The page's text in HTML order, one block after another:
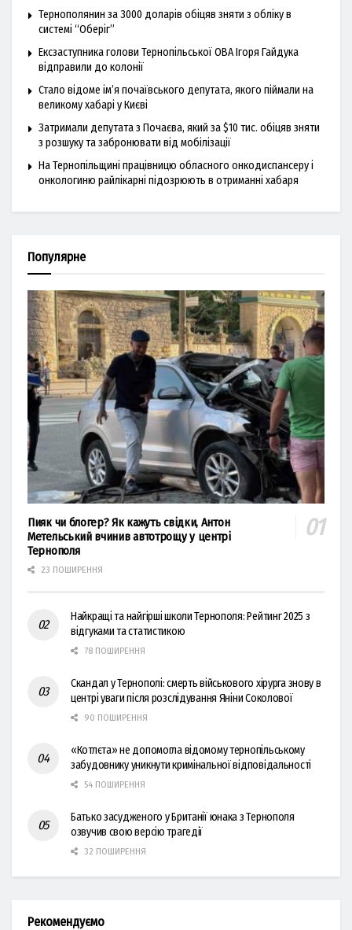
Тернополянин за 3000 доларів обіцяв зняти з обліку в
системі “Оберіг”
Ексзаступника голови Тернопільської ОВА Ігоря Гайдука
відправили до колонії
Стало відоме ім’я почаївського депутата, якого піймали на
великому хабарі у Києві
Затримали депутата з Почаєва, який за $10 тис. обіцяв зняти
з розшуку та забронювати від мобілізації
На Тернопільщині працівницю обласного онкодиспансеру і
онкологиню райлікарні підозрюють в отриманні хабаря
Популярне
Пияк чи блогер? Як кажуть свідки, Антон
Метельський вчинив автотрощу у центрі
Тернополя
23 ПОШИРЕННЯ
Найкращі та найгірші школи Тернополя: Рейтинг 2025 з
відгуками та статистикою
78 ПОШИРЕННЯ
Скандал у Тернополі: смерть військового хірурга знову в
центрі уваги після розслідування Яніни Соколової
90 ПОШИРЕННЯ
«Котлєта» не допомогла відомому тернопільському
забудовнику уникнути кримінальної відповідальності
54 ПОШИРЕННЯ
Батько засудженого у Британії юнака з Тернополя
озвучив свою версію трагедії
32 ПОШИРЕННЯ
Рекомендуємо